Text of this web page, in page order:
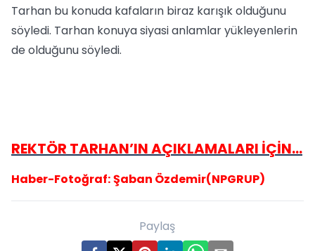
Tarhan bu konuda kafaların biraz karışık olduğunu
söyledi. Tarhan konuya siyasi anlamlar yükleyenlerin
de olduğunu söyledi.
REKTÖR TARHAN’IN AÇIKLAMALARI İÇİN…
Haber-Fotoğraf:Şaban Özdemir(NPGRUP)
Paylaş